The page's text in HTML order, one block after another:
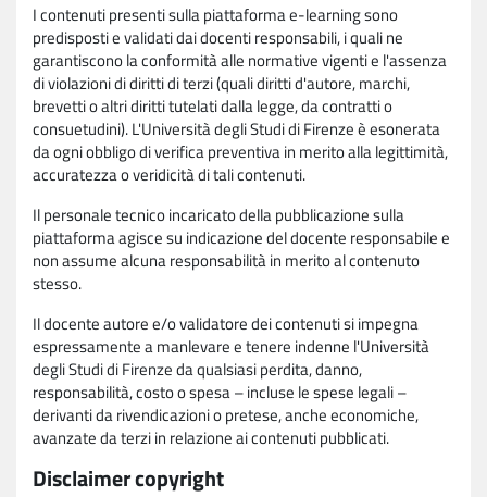
I contenuti presenti sulla piattaforma e-learning sono
predisposti e validati dai docenti responsabili, i quali ne
garantiscono la conformità alle normative vigenti e l'assenza
di violazioni di diritti di terzi (quali diritti d'autore, marchi,
brevetti o altri diritti tutelati dalla legge, da contratti o
consuetudini). L'Università degli Studi di Firenze è esonerata
da ogni obbligo di verifica preventiva in merito alla legittimità,
accuratezza o veridicità di tali contenuti.
Il personale tecnico incaricato della pubblicazione sulla
piattaforma agisce su indicazione del docente responsabile e
non assume alcuna responsabilità in merito al contenuto
stesso.
Il docente autore e/o validatore dei contenuti si impegna
espressamente a manlevare e tenere indenne l'Università
degli Studi di Firenze da qualsiasi perdita, danno,
responsabilità, costo o spesa – incluse le spese legali –
derivanti da rivendicazioni o pretese, anche economiche,
avanzate da terzi in relazione ai contenuti pubblicati.
Disclaimer copyright